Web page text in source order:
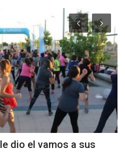
dio el vamos a sus